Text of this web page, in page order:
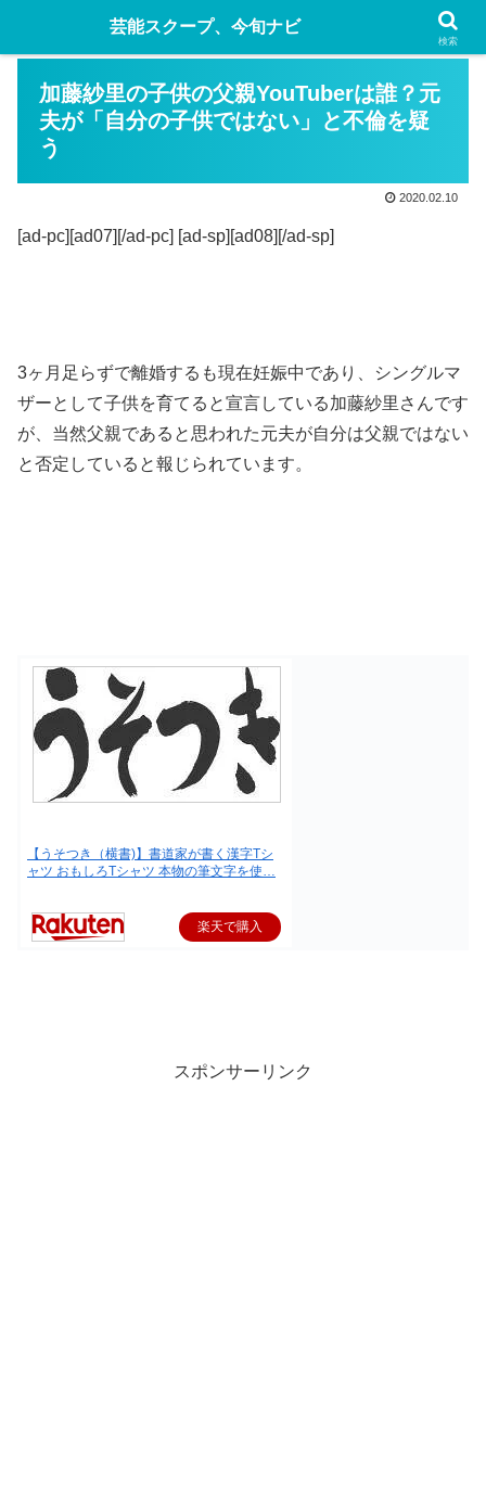
加藤紗里の子供の父親YouTuberは誰？元
夫が「自分の子供ではない」と不倫を疑
う
2020.02.10
[ad-pc][ad07][/ad-pc] [ad-sp][ad08][/ad-sp]
3ヶ月足らずで離婚するも現在妊娠中であり、シングルマ
ザーとして子供を育てると宣言している加藤紗里さんです
が、当然父親であると思われた元夫が自分は父親ではない
と否定していると報じられています。
【うそつき（横書)】書道家が書く漢字Tシ
ャツ おもしろTシャツ 本物の筆文字を使…
楽天で購入
スポンサーリンク
芸能スクープ、今旬ナビ
検索